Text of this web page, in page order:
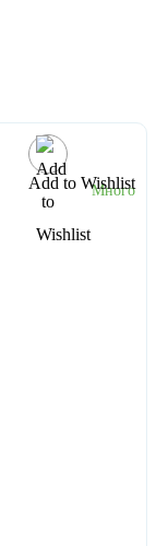
Add to Wishlist
Много